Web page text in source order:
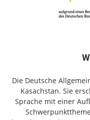
Die Deutsche
Kasachstan. Sie
Sprache mit einer